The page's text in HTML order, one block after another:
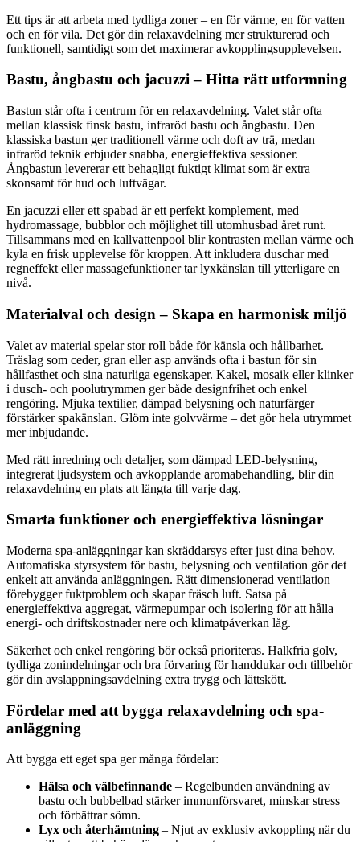
Ett tips är att arbeta med tydliga zoner – en för värme, en för vatten
och en för vila. Det gör din relaxavdelning mer strukturerad och
funktionell, samtidigt som det maximerar avkopplingsupplevelsen.
Bastu, ångbastu och jacuzzi – Hitta rätt utformning
Bastun står ofta i centrum för en relaxavdelning. Valet står ofta
mellan klassisk finsk bastu, infraröd bastu och ångbastu. Den
klassiska bastun ger traditionell värme och doft av trä, medan
infraröd teknik erbjuder snabba, energieffektiva sessioner.
Ångbastun levererar ett behagligt fuktigt klimat som är extra
skonsamt för hud och luftvägar.
En jacuzzi eller ett spabad är ett perfekt komplement, med
hydromassage, bubblor och möjlighet till utomhusbad året runt.
Tillsammans med en kallvattenpool blir kontrasten mellan värme och
kyla en frisk upplevelse för kroppen. Att inkludera duschar med
regneffekt eller massagefunktioner tar lyxkänslan till ytterligare en
nivå.
Materialval och design – Skapa en harmonisk miljö
Valet av material spelar stor roll både för känsla och hållbarhet.
Träslag som ceder, gran eller asp används ofta i bastun för sin
hållfasthet och sina naturliga egenskaper. Kakel, mosaik eller klinker
i dusch- och poolutrymmen ger både designfrihet och enkel
rengöring. Mjuka textilier, dämpad belysning och naturfärger
förstärker spakänslan. Glöm inte golvvärme – det gör hela utrymmet
mer inbjudande.
Med rätt inredning och detaljer, som dämpad LED-belysning,
integrerat ljudsystem och avkopplande aromabehandling, blir din
relaxavdelning en plats att längta till varje dag.
Smarta funktioner och energieffektiva lösningar
Moderna spa-anläggningar kan skräddarsys efter just dina behov.
Automatiska styrsystem för bastu, belysning och ventilation gör det
enkelt att använda anläggningen. Rätt dimensionerad ventilation
förebygger fuktproblem och skapar fräsch luft. Satsa på
energieffektiva aggregat, värmepumpar och isolering för att hålla
energi- och driftskostnader nere och klimatpåverkan låg.
Säkerhet och enkel rengöring bör också prioriteras. Halkfria golv,
tydliga zonindelningar och bra förvaring för handdukar och tillbehör
gör din avslappningsavdelning extra trygg och lättskött.
Fördelar med att bygga relaxavdelning och spa-
anläggning
Att bygga ett eget spa ger många fördelar:
Hälsa och välbefinnande – Regelbunden användning av
bastu och bubbelbad stärker immunförsvaret, minskar stress
och förbättrar sömn.
Lyx och återhämtning– Njut av exklusiv avkoppling när du